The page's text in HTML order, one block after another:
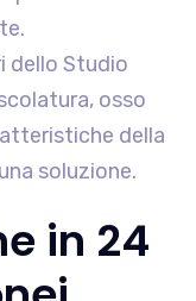
dello Studio
osso
della
soluzione.
in 24